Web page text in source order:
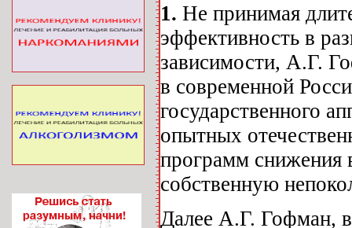
1. Не принимая
эффективность в
зависимости, А.Г.
в современной
государственного
опытных
программ снижения
собственную
Далее А.Г. Гофман,